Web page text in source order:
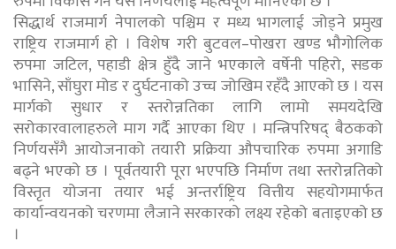
सिद्धार्थ राजमार्ग नेपालको पश्चिम र मध्य भागलाई जोड्ने प्रमुख
राष्ट्रिय राजमार्ग हो । विशेष गरी बुटवल–पोखरा खण्ड भौगोलिक
रुपमा जटिल, पहाडी क्षेत्र हुँदै जाने भएकाले वर्षेनी पहिरो, सडक
भासिने, साँघुरा मोड र दुर्घटनाको उच्च जोखिम रहँदै आएको छ । यस
मार्गको सुधार र स्तरोन्नतिका लागि लामो समयदेखि
सरोकारवालाहरुले माग गर्दै आएका थिए । मन्त्रिपरिषद् बैठकको
निर्णयसँगै आयोजनाको तयारी प्रक्रिया औपचारिक रुपमा अगाडि
बढ्ने भएको छ । पूर्वतयारी पूरा भएपछि निर्माण तथा स्तरोन्नतिको
विस्तृत योजना तयार भई अन्तर्राष्ट्रिय वित्तीय सहयोगमार्फत
कार्यान्वयनको चरणमा लैजाने सरकारको लक्ष्य रहेको बताइएको छ
।